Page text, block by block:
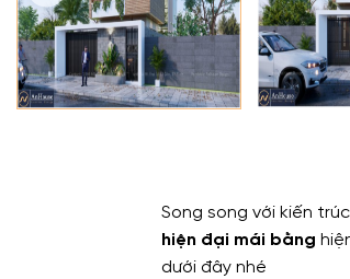
Song song với kiến
hiện đại mái bằng
dưới đây nhé